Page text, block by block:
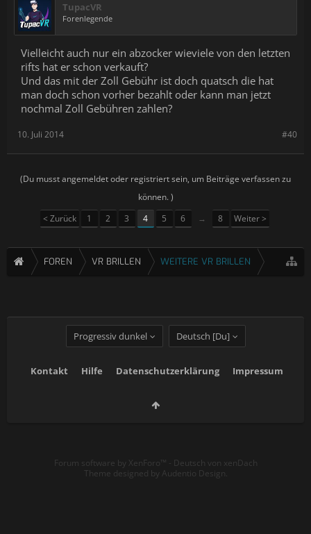
TupacVR
Forenlegende
Vielleicht auch nur ein abzocker wieviele von den letzten
rifts hat er schon verkauft?
Und das mit der Zoll Gebühr ist doch quatsch die hat
man doch schon vorher bezahlt oder kann man jetzt
nochmal Zoll Gebühren zahlen?
#40
10. Juli 2014
(Du musst angemeldet oder registriert sein, um Beiträge verfassen zu
können. )
< Zurück
1 2 3 4 5 6 → 8 Weiter >
FOREN VR BRILLEN WEITERE VR BRILLEN
Progressiv dunkel Deutsch [Du]
Kontakt Hilfe Datenschutzerklärung Impressum
Forum software by XenForo™ - Deutsch von xenDach
Theme designed by Audentio Design.